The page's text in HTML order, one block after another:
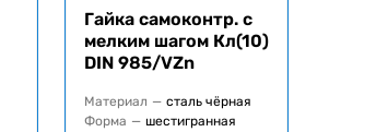
Гайка самоконтр. с
мелким шагом Кл(10)
DIN 985/VZn
Материал — сталь чёрная
Форма — шестигранная